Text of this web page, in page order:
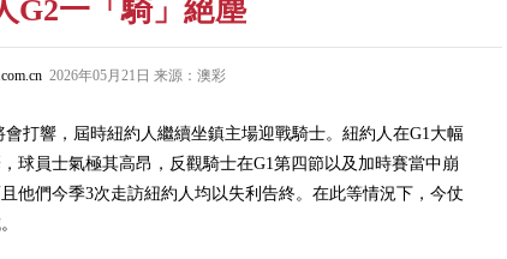
G2一「騎」絕塵
2026年05月21日 来源：澳彩
響，屆時紐約人繼續坐鎮主場迎戰騎士。紐約人在G1大幅
球員士氣極其高昂，反觀騎士在G1第四節以及加時賽當中崩
他們今季3次走訪紐約人均以失利告終。在此等情況下，今仗